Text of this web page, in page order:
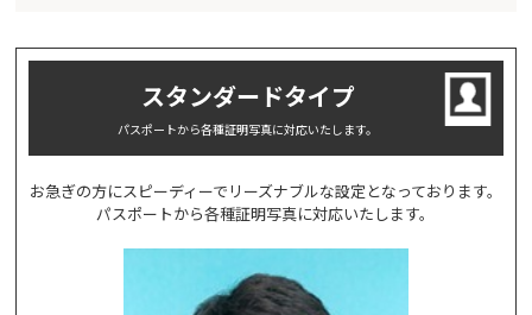
スタンダードタイプ
パスポートから各種証明写真に対応いたします。
お急ぎの方にスピーディーでリーズナブルな設定となっております。
パスポートから各種証明写真に対応いたします。